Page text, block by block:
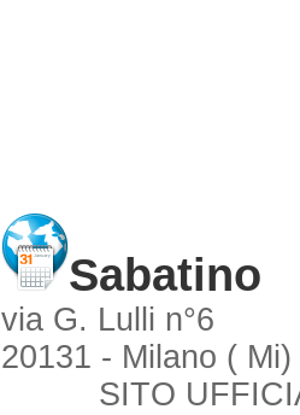
Sabatino
via G. Lulli n°6
20131 - Milano ( Mi)
SITO